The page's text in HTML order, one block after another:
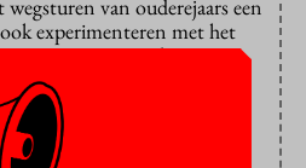
van ouderejaars een
experimenteren met het
Nu mag dat pas aan
is bang voor een